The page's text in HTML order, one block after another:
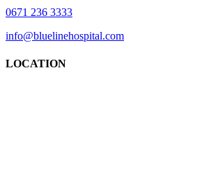
0671 236 3333
info@bluelinehospital.com
LOCATION